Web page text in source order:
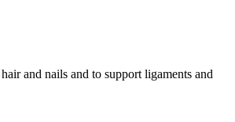
and nails and to support ligaments and